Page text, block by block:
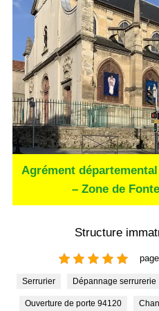
Agrément
– Zone de
Structure
Serrurier Dépannage serrurerie
Ouverture de porte 94120